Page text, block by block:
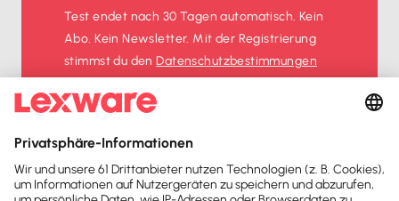
Test endet nach 30 Tagen automatisch. Kein
Abo. Kein Newsletter. Mit der Registrierung
stimmst du denDatenschutz­bestimmungen
Sofort sparen